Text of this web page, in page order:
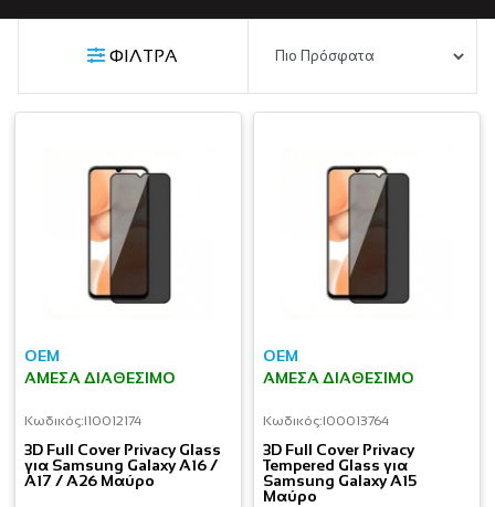
ΦΙΛΤΡΑ
OEM
ΆΜΕΣΑ ΔΙΑΘΈΣΙΜΟ
Κωδικός:I10012174
3D Full Cover Privacy Glass
για Samsung Galaxy A16 /
A17 / A26 Μαύρο
OEM
ΆΜΕΣΑ ΔΙΑΘΈΣΙΜΟ
Κωδικός:I00013764
3D Full Cover Privacy
Tempered Glass για
Samsung Galaxy A15
Μαύρο